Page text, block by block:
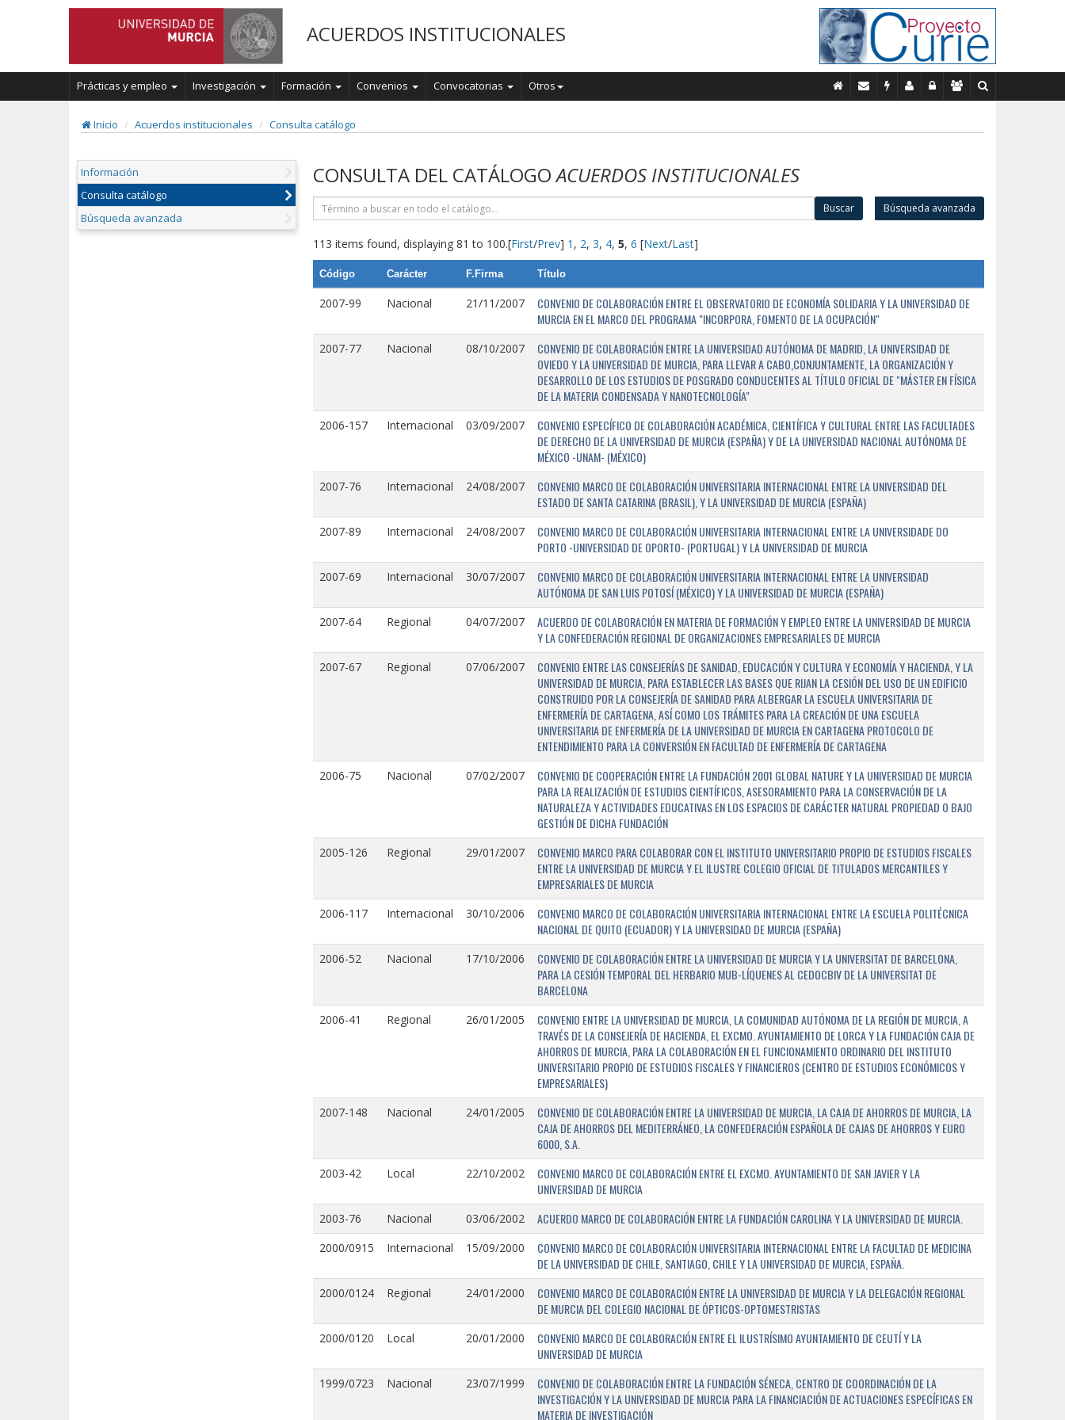
ACUERDOS INSTITUCIONALES
Prácticas y empleo Investigación Formación Convenios Convocatorias Otros
Inicio Acuerdos institucionales Consulta catálogo
Información
Consulta catálogo
Búsqueda avanzada
CONSULTA DEL CATÁLOGOACUERDOS INSTITUCIONALES
Buscar Búsqueda avanzada
113 items found, displaying 81 to 100.[First/Prev] 1 , 2, 3, 4, 5, 6 [Next/Last]
Código Carácter F.Firma Título
2007-99 Nacional 21/11/2007
CONVENIO DE COLABORACIÓN ENTRE EL OBSERVATORIO DE ECONOMÍA SOLIDARIA Y LA UNIVERSIDAD DE
MURCIA EN EL MARCO DEL PROGRAMA "INCORPORA, FOMENTO DE LA OCUPACIÓN"
2007-77 Nacional 08/10/2007
CONVENIO DE COLABORACIÓN ENTRE LA UNIVERSIDAD AUTÓNOMA DE MADRID, LA UNIVERSIDAD DE
OVIEDO Y LA UNIVERSIDAD DE MURCIA, PARA LLEVAR A CABO,CONJUNTAMENTE, LA ORGANIZACIÓN Y
DESARROLLO DE LOS ESTUDIOS DE POSGRADO CONDUCENTES AL TÍTULO OFICIAL DE "MÁSTER EN FÍSICA
DE LA MATERIA CONDENSADA Y NANOTECNOLOGÍA"
2006-157 Internacional 03/09/2007
CONVENIO ESPECÍFICO DE COLABORACIÓN ACADÉMICA, CIENTÍFICA Y CULTURAL ENTRE LAS FACULTADES
DE DERECHO DE LA UNIVERSIDAD DE MURCIA (ESPAÑA) Y DE LA UNIVERSIDAD NACIONAL AUTÓNOMA DE
MÉXICO -UNAM- (MÉXICO)
2007-76 Internacional 24/08/2007
CONVENIO MARCO DE COLABORACIÓN UNIVERSITARIA INTERNACIONAL ENTRE LA UNIVERSIDAD DEL
ESTADO DE SANTA CATARINA (BRASIL), Y LA UNIVERSIDAD DE MURCIA (ESPAÑA)
2007-89 Internacional 24/08/2007
CONVENIO MARCO DE COLABORACIÓN UNIVERSITARIA INTERNACIONAL ENTRE LA UNIVERSIDADE DO
PORTO -UNIVERSIDAD DE OPORTO- (PORTUGAL) Y LA UNIVERSIDAD DE MURCIA
2007-69 Internacional 30/07/2007
CONVENIO MARCO DE COLABORACIÓN UNIVERSITARIA INTERNACIONAL ENTRE LA UNIVERSIDAD
AUTÓNOMA DE SAN LUIS POTOSÍ (MÉXICO) Y LA UNIVERSIDAD DE MURCIA (ESPAÑA)
2007-64 Regional 04/07/2007
ACUERDO DE COLABORACIÓN EN MATERIA DE FORMACIÓN Y EMPLEO ENTRE LA UNIVERSIDAD DE MURCIA
Y LA CONFEDERACIÓN REGIONAL DE ORGANIZACIONES EMPRESARIALES DE MURCIA
2007-67 Regional 07/06/2007
CONVENIO ENTRE LAS CONSEJERÍAS DE SANIDAD, EDUCACIÓN Y CULTURA Y ECONOMÍA Y HACIENDA, Y LA
UNIVERSIDAD DE MURCIA, PARA ESTABLECER LAS BASES QUE RIJAN LA CESIÓN DEL USO DE UN EDIFICIO
CONSTRUIDO POR LA CONSEJERÍA DE SANIDAD PARA ALBERGAR LA ESCUELA UNIVERSITARIA DE
ENFERMERÍA DE CARTAGENA, ASÍ COMO LOS TRÁMITES PARA LA CREACIÓN DE UNA ESCUELA
UNIVERSITARIA DE ENFERMERÍA DE LA UNIVERSIDAD DE MURCIA EN CARTAGENA PROTOCOLO DE
ENTENDIMIENTO PARA LA CONVERSIÓN EN FACULTAD DE ENFERMERÍA DE CARTAGENA
2006-75 Nacional 07/02/2007
CONVENIO DE COOPERACIÓN ENTRE LA FUNDACIÓN 2001 GLOBAL NATURE Y LA UNIVERSIDAD DE MURCIA
PARA LA REALIZACIÓN DE ESTUDIOS CIENTÍFICOS, ASESORAMIENTO PARA LA CONSERVACIÓN DE LA
NATURALEZA Y ACTIVIDADES EDUCATIVAS EN LOS ESPACIOS DE CARÁCTER NATURAL PROPIEDAD O BAJO
GESTIÓN DE DICHA FUNDACIÓN
2005-126 Regional 29/01/2007
CONVENIO MARCO PARA COLABORAR CON EL INSTITUTO UNIVERSITARIO PROPIO DE ESTUDIOS FISCALES
ENTRE LA UNIVERSIDAD DE MURCIA Y EL ILUSTRE COLEGIO OFICIAL DE TITULADOS MERCANTILES Y
EMPRESARIALES DE MURCIA
2006-117 Internacional 30/10/2006
CONVENIO MARCO DE COLABORACIÓN UNIVERSITARIA INTERNACIONAL ENTRE LA ESCUELA POLITÉCNICA
NACIONAL DE QUITO (ECUADOR) Y LA UNIVERSIDAD DE MURCIA (ESPAÑA)
2006-52 Nacional 17/10/2006
CONVENIO DE COLABORACIÓN ENTRE LA UNIVERSIDAD DE MURCIA Y LA UNIVERSITAT DE BARCELONA,
PARA LA CESIÓN TEMPORAL DEL HERBARIO MUB-LÍQUENES AL CEDOCBIV DE LA UNIVERSITAT DE
BARCELONA
2006-41 Regional 26/01/2005
CONVENIO ENTRE LA UNIVERSIDAD DE MURCIA, LA COMUNIDAD AUTÓNOMA DE LA REGIÓN DE MURCIA, A
TRAVÉS DE LA CONSEJERÍA DE HACIENDA, EL EXCMO. AYUNTAMIENTO DE LORCA Y LA FUNDACIÓN CAJA DE
AHORROS DE MURCIA, PARA LA COLABORACIÓN EN EL FUNCIONAMIENTO ORDINARIO DEL INSTITUTO
UNIVERSITARIO PROPIO DE ESTUDIOS FISCALES Y FINANCIEROS (CENTRO DE ESTUDIOS ECONÓMICOS Y
EMPRESARIALES)
2007-148 Nacional 24/01/2005
CONVENIO DE COLABORACIÓN ENTRE LA UNIVERSIDAD DE MURCIA, LA CAJA DE AHORROS DE MURCIA, LA
CAJA DE AHORROS DEL MEDITERRÁNEO, LA CONFEDERACIÓN ESPAÑOLA DE CAJAS DE AHORROS Y EURO
6000, S.A.
2003-42 Local 22/10/2002
CONVENIO MARCO DE COLABORACIÓN ENTRE EL EXCMO. AYUNTAMIENTO DE SAN JAVIER Y LA
UNIVERSIDAD DE MURCIA
2003-76 Nacional 03/06/2002 ACUERDO MARCO DE COLABORACIÓN ENTRE LA FUNDACIÓN CAROLINA Y LA UNIVERSIDAD DE MURCIA.
2000/0915 Internacional 15/09/2000
CONVENIO MARCO DE COLABORACIÓN UNIVERSITARIA INTERNACIONAL ENTRE LA FACULTAD DE MEDICINA
DE LA UNIVERSIDAD DE CHILE, SANTIAGO, CHILE Y LA UNIVERSIDAD DE MURCIA, ESPAÑA.
2000/0124 Regional 24/01/2000
CONVENIO MARCO DE COLABORACIÓN ENTRE LA UNIVERSIDAD DE MURCIA Y LA DELEGACIÓN REGIONAL
DE MURCIA DEL COLEGIO NACIONAL DE ÓPTICOS-OPTOMESTRISTAS
2000/0120 Local 20/01/2000
CONVENIO MARCO DE COLABORACIÓN ENTRE EL ILUSTRÍSIMO AYUNTAMIENTO DE CEUTÍ Y LA
UNIVERSIDAD DE MURCIA
1999/0723 Nacional 23/07/1999
CONVENIO DE COLABORACIÓN ENTRE LA FUNDACIÓN SÉNECA, CENTRO DE COORDINACIÓN DE LA
INVESTIGACIÓN Y LA UNIVERSIDAD DE MURCIA PARA LA FINANCIACIÓN DE ACTUACIONES ESPECÍFICAS EN
MATERIA DE INVESTIGACIÓN